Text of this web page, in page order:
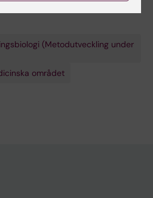
(Metodutveckling under
området